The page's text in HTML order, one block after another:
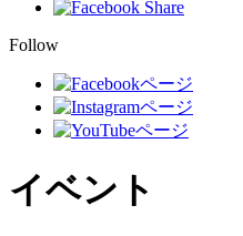
Follow
イベント